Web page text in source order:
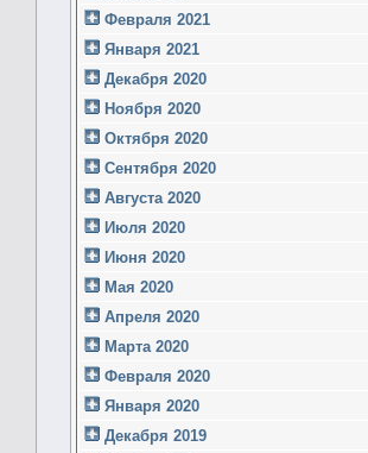
Февраля 2021
Января 2021
Декабря 2020
Ноября 2020
Октября 2020
Сентября 2020
Августа 2020
Июля 2020
Июня 2020
Мая 2020
Апреля 2020
Марта 2020
Февраля 2020
Января 2020
Декабря 2019